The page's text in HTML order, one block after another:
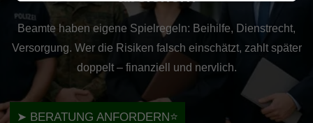
Beamte haben eigene Spielregeln: Beihilfe, Dienstrecht,
Versorgung. Wer die Risiken falsch einschätzt, zahlt später
doppelt – finanziell und nervlich.
➤ BERATUNG ANFORDERN⭐